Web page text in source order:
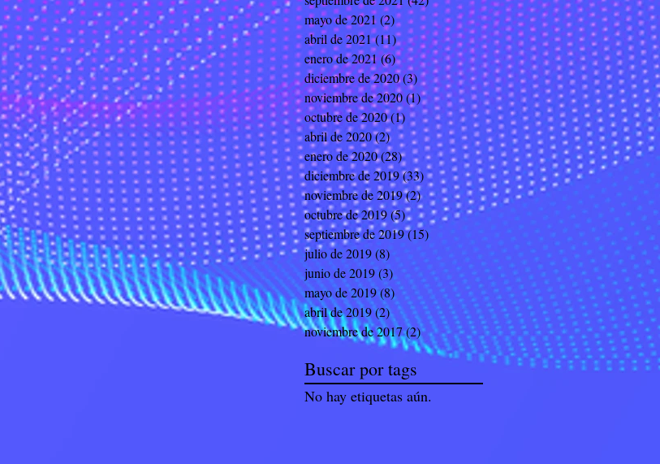
mayo de 2021(2)2 entradas
abril de 2021(11)11 entradas
enero de 2021(6)6 entradas
diciembre de 2020(3)3 entradas
noviembre de 2020(1)1 entrada
octubre de 2020(1) 1 entrada
abril de 2020(2)2 entradas
enero de 2020(28)28 entradas
diciembre de 2019(33)33 entradas
noviembre de 2019(2)2 entradas
octubre de 2019(5)5 entradas
septiembre de 2019(15)
julio de 2019(8) 8 entradas
junio de 2019(3) 3 entradas
mayo de 2019(8) 8 entradas
abril de 2019(2)2 entradas
noviembre de 2017(2)2 entradas
Buscar por tags
No hay etiquetas aún.